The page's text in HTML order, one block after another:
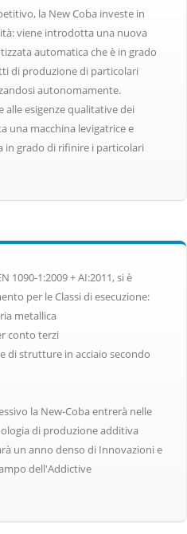
la New Coba investe in
viene introdotta una nuova
automatica che è in grado
di produzione di particolari
autonomamente.
alle esigenze qualitative dei
una macchina levigatrice e
in grado di rifinire i particolari
1090-1:2009 + AI:2011, si è
per le Classi di esecuzione:
metallica
conto terzi
di strutture in acciaio secondo
la New-Coba entrerà nelle
di produzione additiva
un anno denso di Innovazioni e
dell'Addictive